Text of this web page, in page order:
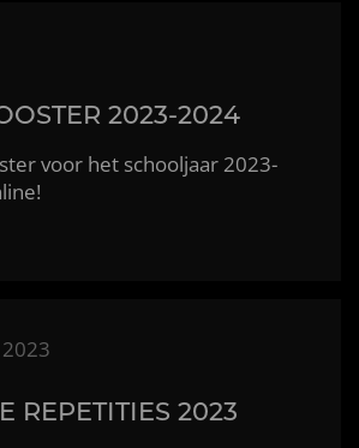
2023-2024
voor het schooljaar 2023-
REPETITIES 2023